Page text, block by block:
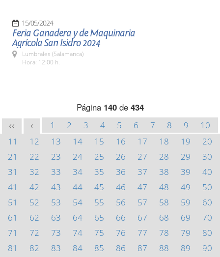
15/05/2024
Feria Ganadera y de Maquinaria
Agrícola San Isidro 2024
Lumbrales (Salamanca)
Hora: 12:00 h.
Página 140de 434
<< < 1 2 3 4 5 6 7 8 9
10
11
12 13 14 15 16 17 18 19
20
21
22 23 24 25 26 27 28 29
30
31
32 33 34 35 36 37 38 39
40
41
42 43 44 45 46 47 48 49
50
51
52 53 54 55 56 57 58 59
60
61
62 63 64 65 66 67 68 69
70
71
72 73 74 75 76 77 78 79
80
81
82 83 84 85 86 87 88 89
90